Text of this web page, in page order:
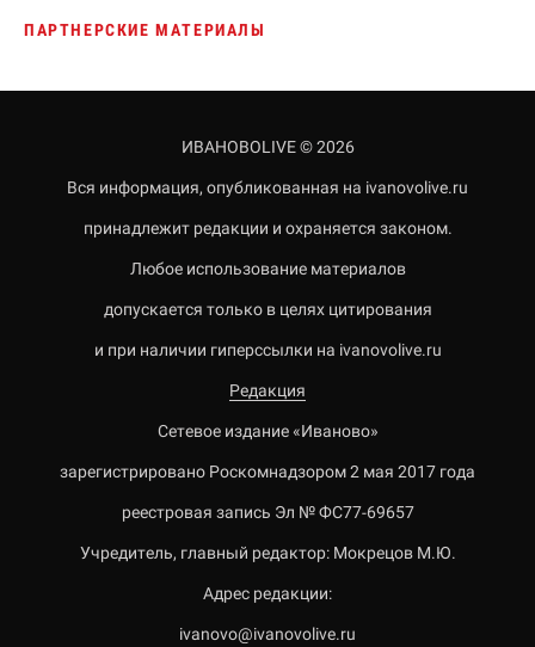
ПАРТНЕРСКИЕ МАТЕРИАЛЫ
ИВАНОВОLIVE © 2026
Вся информация, опубликованная на ivanovolive.ru
принадлежит редакции и охраняется законом.
Любое использование материалов
допускается только в целях цитирования
и при наличии гиперссылки на ivanovolive.ru
Редакция
Сетевое издание «Иваново»
зарегистрировано Роскомнадзором 2 мая 2017 года
реестровая запись Эл № ФС77-69657
Учредитель, главный редактор: Мокрецов М.Ю.
Адрес редакции:
ivanovo@ivanovolive.ru